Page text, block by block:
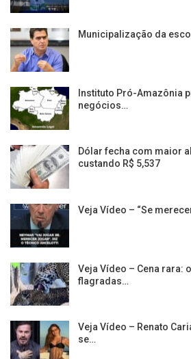
Municipalização da
Instituto Pró-Amazônia
negócios…
Dólar fecha com maior
custando R$ 5,537
Veja Vídeo – “Se
Veja Vídeo – Cena rara:
flagradas…
Veja Vídeo – Renato
se…